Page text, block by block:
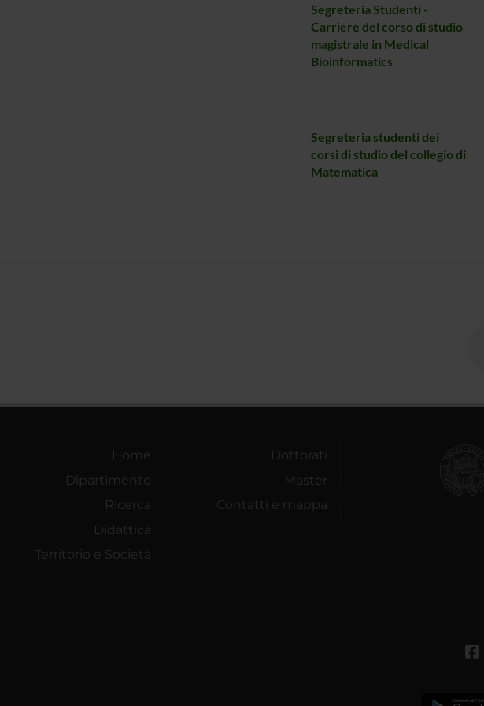
Segreteria Studenti -
Carriere del corso di studio
magistrale in Medical
Bioinformatics
Segreteria studenti dei
corsi di studio del collegio di
Matematica
Home
Dipartimento
Ricerca
Didattica
Territorio e Società
Dottorati
Master
Contatti e mappa